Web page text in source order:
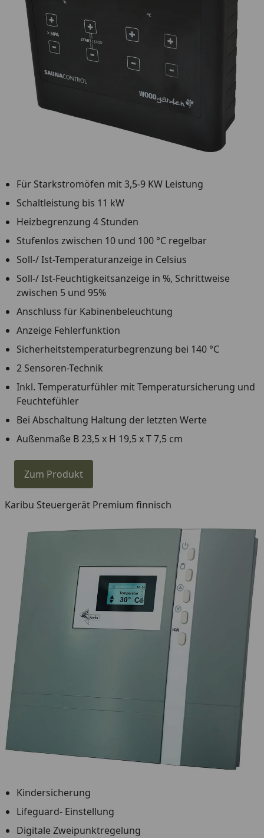
Für Starkstromöfen mit 3,5-9 KW Leistung
Schaltleistung bis 11 kW
Heizbegrenzung 4 Stunden
Stufenlos zwischen 10 und 100 °C regelbar
Soll-/ Ist-Temperaturanzeige in Celsius
Soll-/ Ist-Feuchtigkeitsanzeige in %, Schrittweise
zwischen 5 und 95%
Anschluss für Kabinenbeleuchtung
Anzeige Fehlerfunktion
Sicherheitstemperaturbegrenzung bei 140 °C
2 Sensoren-Technik
Inkl. Temperaturfühler mit Temperatursicherung und
Feuchtefühler
Bei Abschaltung Haltung der letzten Werte
Außenmaße B 23,5 x H 19,5 x T 7,5 cm
Zum Produkt
Karibu Steuergerät Premium finnisch
Kindersicherung
Lifeguard- Einstellung
Digitale Zweipunktregelung